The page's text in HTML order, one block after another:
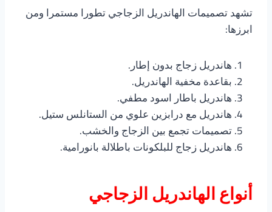
تشهد تصميمات الهاندريل الزجاجي تطورا مستمرا ومن
ابرزها:
هاندريل زجاج بدون إطار.
بقاعدة مخفية الهاندريل.
هاندريل باطار اسود مطفي.
هاندريل مع درابزين علوي من الستانلس ستيل.
تصميمات تجمع بين الزجاج والخشب.
هاندريل زجاج للبلكونات باطلالة بانورامية.
أنواع الهاندريل الزجاجي